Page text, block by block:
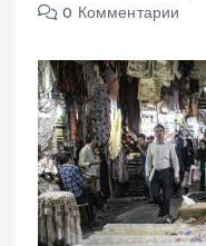
0 Комментарии